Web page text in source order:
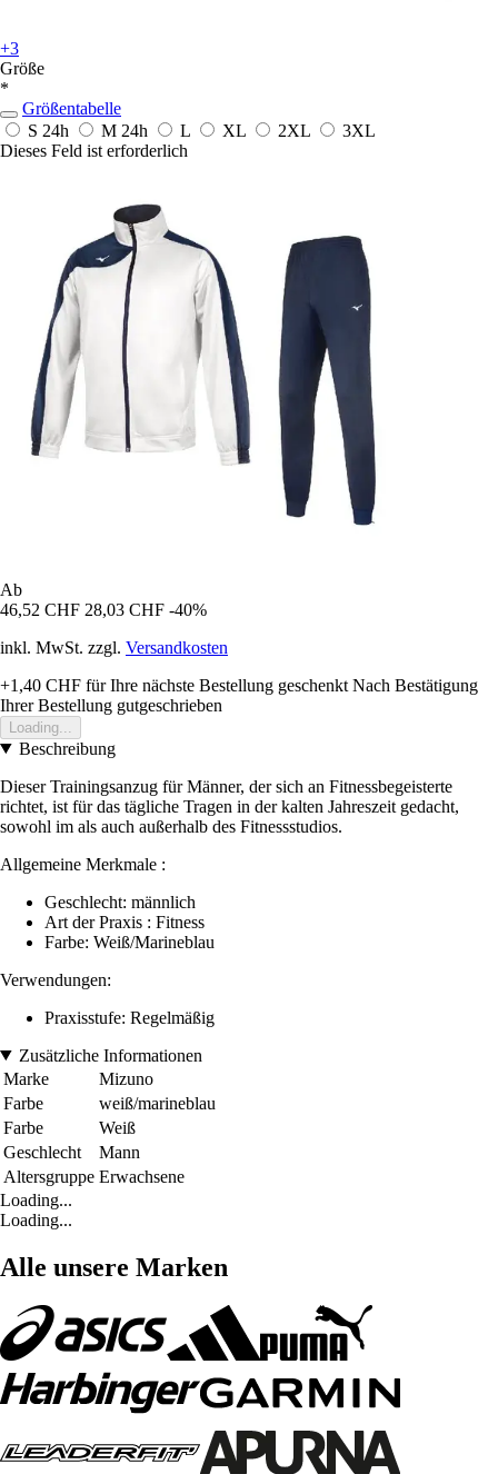
+3
Größe
*
Größentabelle
S 24h M 24h L XL 2XL
3XL
Dieses Feld ist erforderlich
Ab
46,52 CHF 28,03 CHF -40%
inkl. MwSt. zzgl. Versandkosten
+1,40 CHF für Ihre nächste Bestellung geschenkt Nach Bestätigung
Ihrer Bestellung gutgeschrieben
Loading...
Beschreibung
Dieser Trainingsanzug für Männer, der sich an Fitnessbegeisterte
richtet, ist für das tägliche Tragen in der kalten Jahreszeit gedacht,
sowohl im als auch außerhalb des Fitnessstudios.
Allgemeine Merkmale :
Geschlecht: männlich
Art der Praxis : Fitness
Farbe: Weiß/Marineblau
Verwendungen:
Praxisstufe: Regelmäßig
Zusätzliche Informationen
Marke
Mizuno
Farbe
weiß/marineblau
Farbe
Weiß
Geschlecht
Mann
Altersgruppe Erwachsene
Loading...
Loading...
Alle unsere Marken